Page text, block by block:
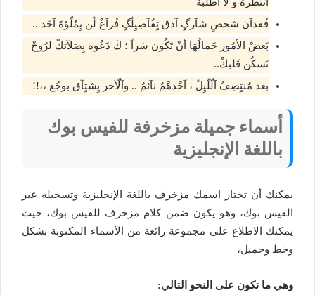
فُقدآن شخصِ شآرگٍٍ آدق تٍفُآصِيِلّگٍ فُرآغٌ لّن يِمٌلّؤهً آحًد ..
بَعضْ الأمُور جَمالُهَا أنْ تَكُون سَراً ؛ كَ دَعُوة بِصَلآتكْ لرُوحْ
تَسكُن قَلبكْ..
بعد مٌنتٍصِفُ آلّلّيِلّ ، آحًدهًمٌ نآئمٌ .. وآلّآخر يِشتٍآق بوجُع ،،!!
أسماء جميلة مزخرفة للفيس بوك
باللغة الإنجليزية
يمكنك أن تختار اسمك مزخرف باللغة الإنجليزية وتسجيله عبر
الفيس بوك، وهو يكون ضمن كلام مزخرف للفيس بوك، حيث
يمكنك الاطلاع على مجموعة رائعة من الأسماء المكتوبة بشكل
وخط وجميل،
وهي ما تكون على النحو التالي: